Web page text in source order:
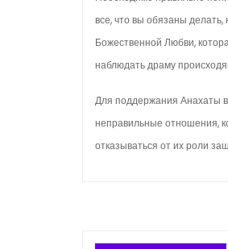
все, что вы обязаны
Божественной Любви,
наблюдать драму
Для поддержания Анахаты в
неправильные отношения,
отказываться от их роли